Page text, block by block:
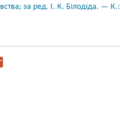
за ред. І. К. Білодіда. — К.: